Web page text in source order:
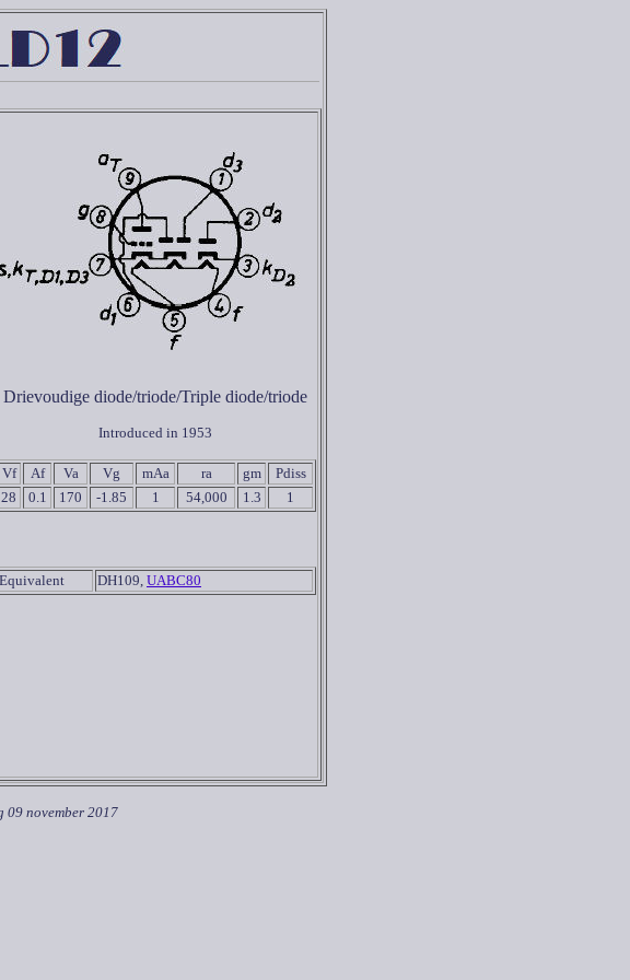
Drievoudige diode/triode/Triple diode/triode
Introduced in 1953
Vf Af Va Vg mAa ra gm
Pdiss
28
0.1 170 -1.85 1 54,000 1.3 1
Equivalent DH109, UABC80
09 november 2017